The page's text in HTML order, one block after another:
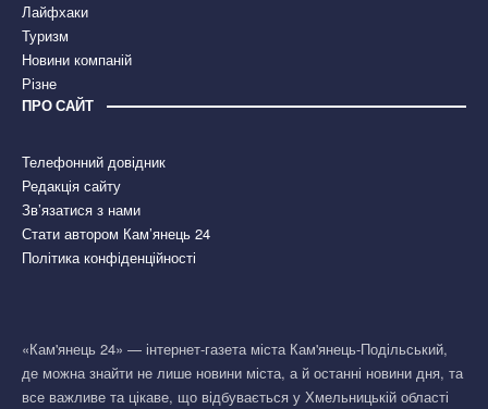
Лайфхаки
Туризм
Новини компаній
Різне
ПРО САЙТ
Телефонний довідник
Редакція сайту
Зв’язатися з нами
Стати автором Кам’янець 24
Політика конфіденційності
«Кам'янець 24» — інтернет-газета міста Кам'янець-Подільський,
де можна знайти не лише новини міста, а й останні новини дня, та
все важливе та цікаве, що відбувається у Хмельницькій області